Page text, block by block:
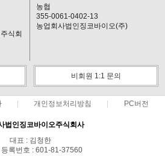
식회
농협
355-0061-0402-13
농업회사법인징코바이오(주)
비회원 1:1 문의
개인정보처리방침 PC버전
법인징코바이오주식회사
대표 : 김청한
록번호 : 601-81-37560